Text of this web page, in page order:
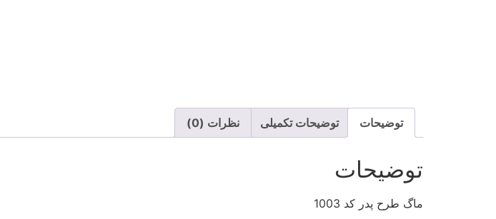
توضیحات توضیحات تکمیلی نظرات (0)
توضیحات
ماگ طرح پدر کد 1003